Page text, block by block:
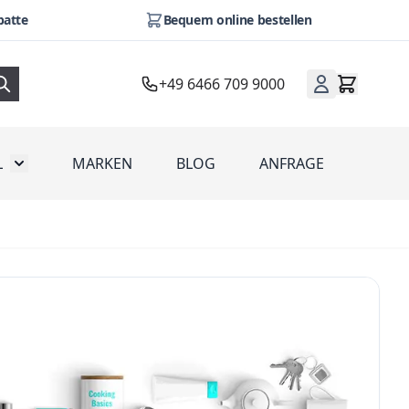
Bequem online bestellen
+49 6466 709 9000
Toggle submenu for Werbeartikel
MARKEN BLOG ANFRAGE